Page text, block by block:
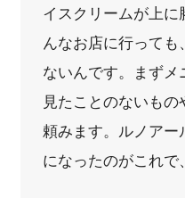
イスクリームが上
んなお店に行って
ないんです。まず
見たことのないも
頼みます。ルノア
になったのがこれで